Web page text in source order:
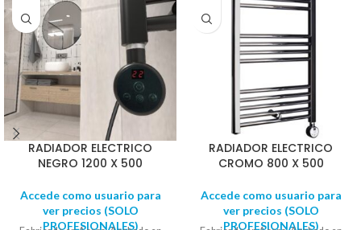
RADIADOR ELECTRICO
NEGRO 1200 X 500
Accede como usuario para
ver precios (SOLO
PROFESIONALES)
RADIADOR ELECTRICO
CROMO 800 X 500
Accede como usuario para
ver precios (SOLO
PROFESIONALES)